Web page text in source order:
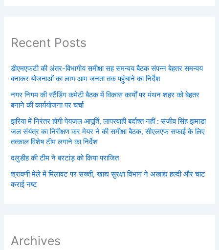
Recent Posts
डीएमएफटी की अंतर-विभागीय समीक्षा सह समन्वय बैठक संपन्न बेहतर समन्वय
बनाकर योजनाओं का लाभ आम जनता तक पहुंचाने का निर्देश
नगर निगम की स्टैंडिंग कमेटी बैठक में विकास कार्यों पर मंथन शहर को बेहतर
बनाने की कार्ययोजना पर चर्चा
झरिया में निरंतर होगी पेयजल आपूर्ति, लापरवाही बर्दाश्त नहीं : संजीव सिंह झमाडा
जल संयंत्र का निरीक्षण कर मेयर ने की समीक्षा बैठक, सीएलएफ सफाई के लिए
तत्काल विशेष टीम लगाने का निर्देश
दलुडीह की टीम ने बरटांड़ को किया पराजित
श्रावणी मेले में मिलावट पर सख्ती, खाद्य सुरक्षा विभाग ने अखाद्य हल्दी और चाट
कराई नष्ट
Archives